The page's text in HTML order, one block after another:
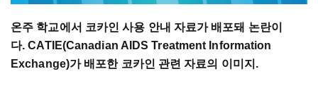
온주 학교에서 코카인 사용 안내 자료가 배포돼 논란이
다. CATIE(Canadian AIDS Treatment Information
Exchange)가 배포한 코카인 관련 자료의 이미지.